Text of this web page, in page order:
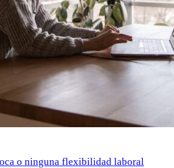
o ninguna flexibilidad laboral